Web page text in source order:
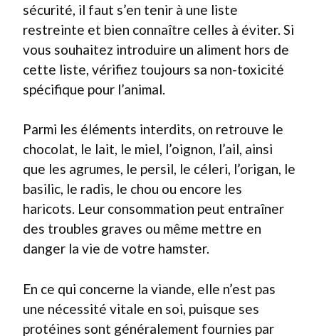
sécurité, il faut s’en tenir à une liste
restreinte et bien connaître celles à éviter. Si
vous souhaitez introduire un aliment hors de
cette liste, vérifiez toujours sa non-toxicité
spécifique pour l’animal.
Parmi les éléments interdits, on retrouve le
chocolat, le lait, le miel, l’oignon, l’ail, ainsi
que les agrumes, le persil, le céleri, l’origan, le
basilic, le radis, le chou ou encore les
haricots. Leur consommation peut entraîner
des troubles graves ou même mettre en
danger la vie de votre hamster.
En ce qui concerne la viande, elle n’est pas
une nécessité vitale en soi, puisque ses
protéines sont généralement fournies par